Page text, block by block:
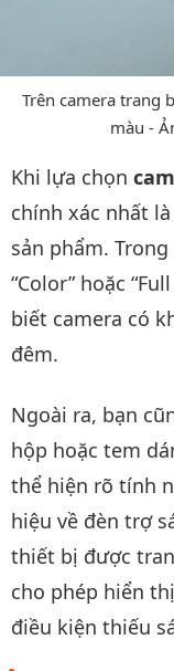
Trên camera trang
màu -
Khi lựa chọn
chính xác nhất
sản phẩm.
“Color” hoặc
biết camera có
đêm.
Ngoài ra, bạn
hộp hoặc tem
thể hiện rõ tính
hiệu về đèn trợ
thiết bị được
cho phép hiển
điều kiện thiếu